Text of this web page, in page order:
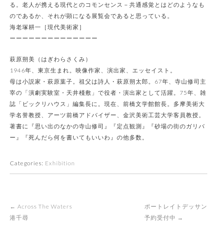
る。老人が携える現代とのコモンセンス－共通感覚とはどのようなも
のであるか、それが顕になる展覧会であると思っている。
海老塚耕一［現代美術家］
ーーーーーーーーーーーーーー
萩原朔美（はぎわらさくみ）
1946年、東京生まれ。映像作家、演出家、エッセイスト。
母は小説家・萩原葉子。祖父は詩人・萩原朔太郎。67年、寺山修司主
宰の「演劇実験室・天井棧敷」で役者・演出家として活躍。75年、雑
誌「ビックリハウス」編集長に。現在、前橋文学館館長。多摩美術大
学名誉教授、アーツ前橋アドバイザー、金沢美術工芸大学客員教授。
著書に『思い出のなかの寺山修司』『定点観測』『砂場の街のガリバ
ー』『死んだら何を書いてもいいわ』の他多数。
Categories: Exhibition
navigation
← Across The Waters
港千尋
ポートレイトデッサン
予約受付中 →